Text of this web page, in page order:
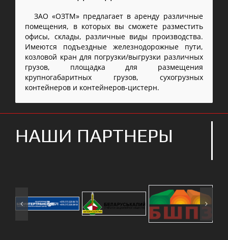
ЗАО «ОЗТМ» предлагает в аренду различные
помещения, в которых вы сможете разместить
офисы, склады, различные виды производства.
Имеются подъездные железнодорожные пути,
козловой кран для погрузки/выгрузки различных
грузов, площадка для размещения
крупногабаритных грузов, сухогрузных
контейнеров и контейнеров-цистерн.
НАШИ ПАРТНЕРЫ